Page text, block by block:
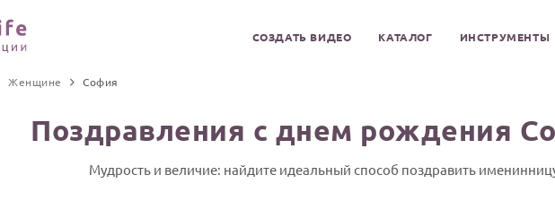
СОЗДАТЬ ВИДЕО КАТАЛОГ ИНСТРУМЕНТЫ
Женщине София
Поздравления с днем рождения
Мудрость и величие: найдите идеальный способ поздравить